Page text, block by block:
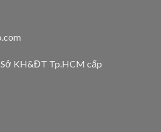
KH&ĐT Tp.HCM cấp